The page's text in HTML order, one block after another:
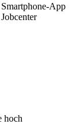
App
hoch